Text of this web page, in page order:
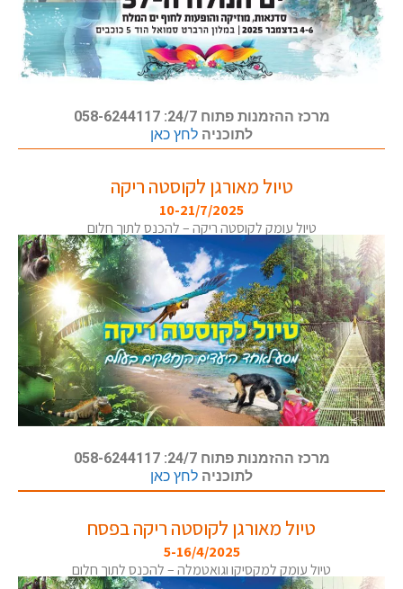
מרכז ההזמנות פתוח 24/7: 058-6244117
לתוכניה לחץ כאן
טיול מאורגן לקוסטה ריקה
10-21/7/2025
טיול עומק לקוסטה ריקה – להכנס לתוך חלום
מרכז ההזמנות פתוח 24/7: 058-6244117
לתוכניה לחץ כאן
טיול מאורגן לקוסטה ריקה בפסח
5-16/4/2025
טיול עומק למקסיקו וגואטמלה – להכנס לתוך חלום